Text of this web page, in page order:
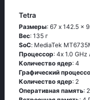
Tetra
Размеры: 67 x 142.5 x
Вес: 135 г
SoC: МеdiаТеk
Процессор: 4х 1.0
Количество ядер: 4
Графический
Количество ядер: 2
Оперативная память: